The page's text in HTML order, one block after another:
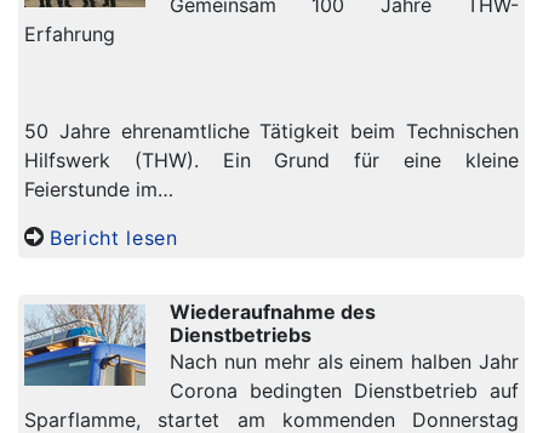
Gemeinsam 100 Jahre THW-
Erfahrung
50 Jahre ehrenamtliche Tätigkeit beim Technischen
Hilfswerk (THW). Ein Grund für eine kleine
Feierstunde im…
Bericht lesen
Wiederaufnahme des
Dienstbetriebs
Nach nun mehr als einem halben Jahr
Corona bedingten Dienstbetrieb auf
Sparflamme, startet am kommenden Donnerstag